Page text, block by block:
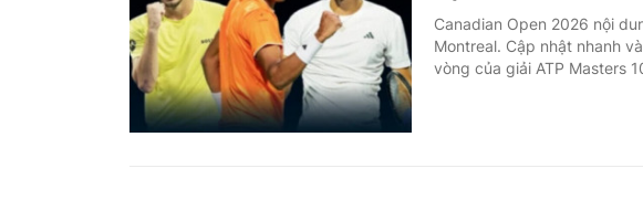
Canadian Open 2026 nội
Montreal. Cập nhật nhanh
vòng của giải ATP Masters